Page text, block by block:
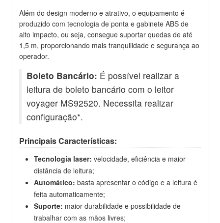
Além do design moderno e atrativo, o equipamento é
produzido com tecnologia de ponta e gabinete ABS de
alto impacto, ou seja, consegue suportar quedas de até
1,5 m, proporcionando mais tranquilidade e segurança ao
operador.
Boleto Bancário: É possível realizar a
leitura de boleto bancário com o leitor
voyager MS92520. Necessita realizar
configuração*.
Principais Características:
Tecnologia laser: velocidade, eficiência e maior
distância de leitura;
Automático:basta apresentar o código e a leitura é
feita automaticamente;
Suporte: maior durabilidade e possibilidade de
trabalhar com as mãos livres;